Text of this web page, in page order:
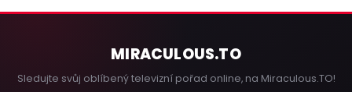
MIRACULOUS.TO
Sledujte svůj oblíbený televizní pořad online, na Miraculous.TO!